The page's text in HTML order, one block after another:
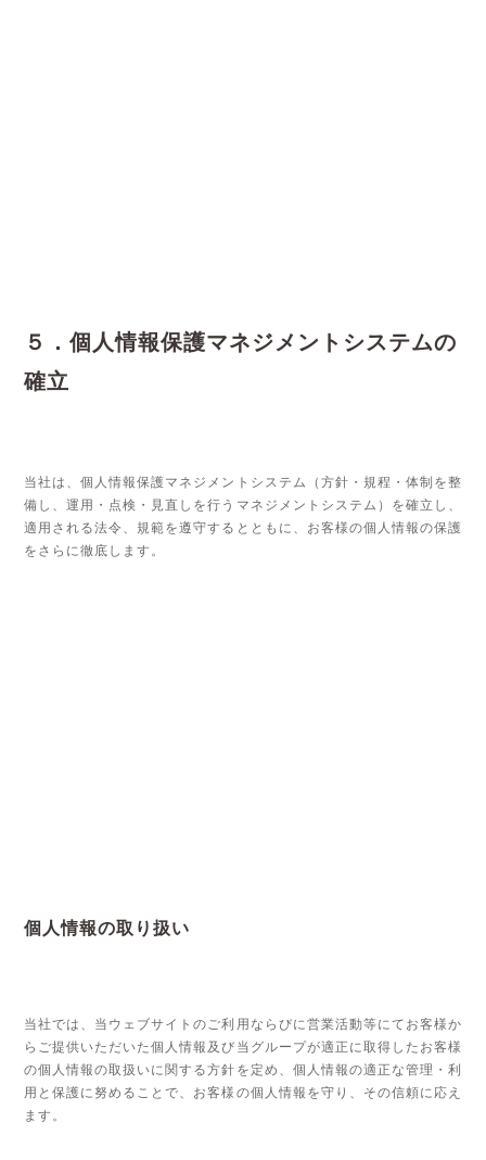
５．個人情報保護マネジメントシステムの
確立
当社は、個人情報保護マネジメントシステム（方針・規程・体制を整
備し、運用・点検・見直しを行うマネジメントシステム）を確立し、
適用される法令、規範を遵守するとともに、お客様の個人情報の保護
をさらに徹底します。
個人情報の取り扱い
当社では、当ウェブサイトのご利用ならびに営業活動等にてお客様か
らご提供いただいた個人情報及び当グループが適正に取得したお客様
の個人情報の取扱いに関する方針を定め、個人情報の適正な管理・利
用と保護に努めることで、お客様の個人情報を守り、その信頼に応え
ます。